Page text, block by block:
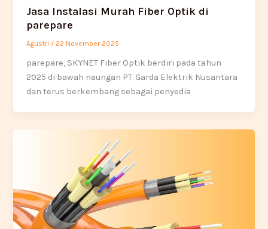
Jasa Instalasi Murah Fiber Optik di
parepare
Agustri / 22 November 2025
parepare, SKYNET Fiber Optik berdiri pada tahun
2025 di bawah naungan PT. Garda Elektrik Nusantara
dan terus berkembang sebagai penyedia